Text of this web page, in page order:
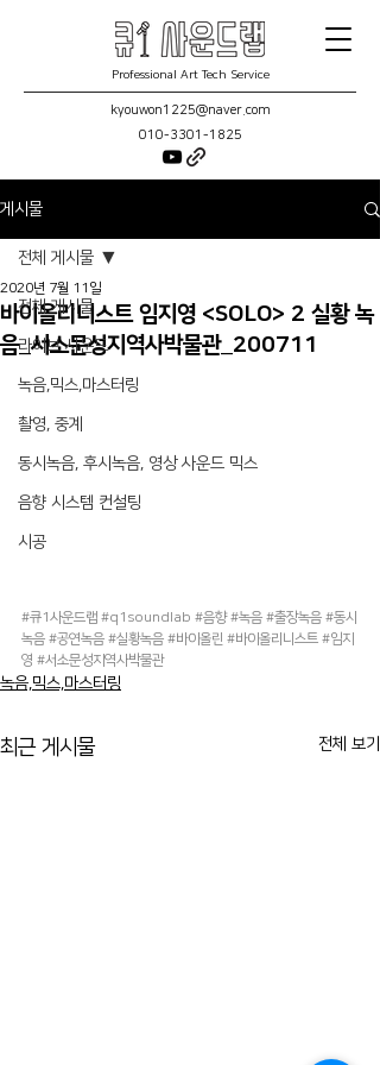
Professional Art Tech Service
kyouwon1225@naver.com
010-3301-1825
게시물
전체 게시물
라이브 사운드
녹음,믹스,마스터링
촬영, 중계
동시녹음, 후시녹음, 영상 사운드 믹스
음향 시스템 컨설팅
시공
전체 게시물
바이올리니스트 임지영 <SOLO> 2 실황 녹
음_서소문성지역사박물관_200711
2020년 7월 11일
#큐1사운드랩 #q1soundlab #음향 #녹음 #출장녹음 #동시
녹음 #공연녹음 #실황녹음 #바이올린 #바이올리니스트 #임지
영 #서소문성지역사박물관
녹음,믹스,마스터링
최근 게시물 전체 보기